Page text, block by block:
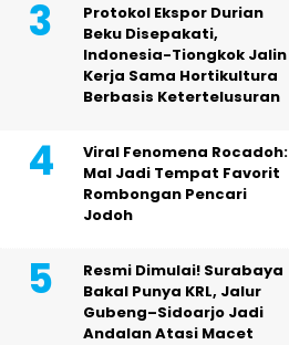
Protokol Ekspor Durian
Beku Disepakati,
Indonesia-Tiongkok Jalin
Kerja Sama Hortikultura
Berbasis Ketertelusuran
Viral Fenomena Rocadoh:
Mal Jadi Tempat Favorit
Rombongan Pencari
Jodoh
Resmi Dimulai! Surabaya
Bakal Punya KRL, Jalur
Gubeng–Sidoarjo Jadi
Andalan Atasi Macet